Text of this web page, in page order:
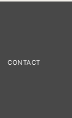
CONTACT